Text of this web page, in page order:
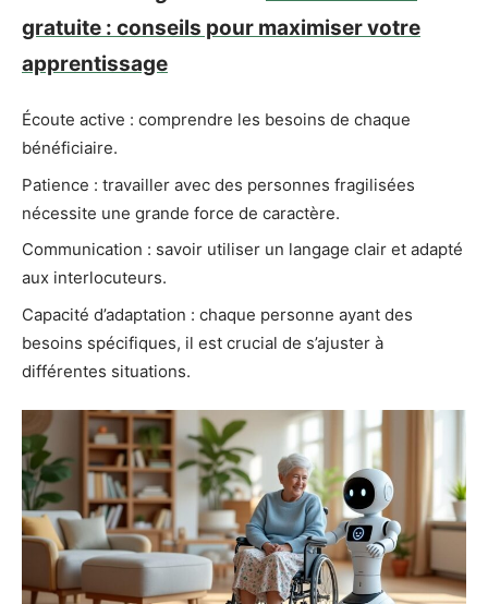
gratuite : conseils pour maximiser votre
apprentissage
Écoute active : comprendre les besoins de chaque
bénéficiaire.
Patience : travailler avec des personnes fragilisées
nécessite une grande force de caractère.
Communication : savoir utiliser un langage clair et adapté
aux interlocuteurs.
Capacité d’adaptation : chaque personne ayant des
besoins spécifiques, il est crucial de s’ajuster à
différentes situations.